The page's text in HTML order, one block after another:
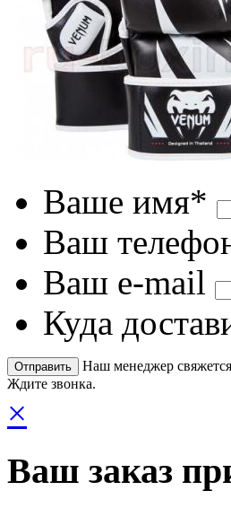
Ваше имя*
Ваш
Ваш e-mail
Куда
Наш менеджер
Ждите звонка.
×
Ваш заказ